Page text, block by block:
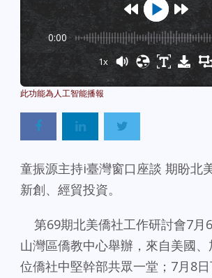
0:00
1x
童振源主持i臺灣窗口座談 期盼北
新創、經貿投資。
第69期北美僑社工作研討會7月
山灣區僑教中心舉辦，來自美國、
位僑社中堅幹部共眾一堂；7月8